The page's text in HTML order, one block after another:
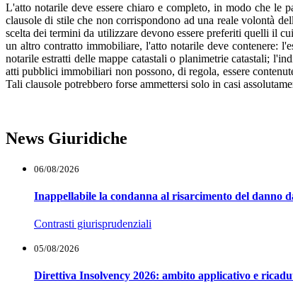
L'atto notarile deve essere chiaro e completo, in modo che le
clausole di stile che non corrispondono ad una reale volontà
scelta dei termini da utilizzare devono essere preferiti quelli il
un altro contratto immobiliare, l'atto notarile deve contenere:
notarile estratti delle mappe catastali o planimetrie catastali;
atti pubblici immobiliari non possono, di regola, essere
Tali clausole potrebbero forse ammettersi solo in casi
News Giuridiche
06/08/2026
Inappellabile la condanna al risarcimento del danno
Contrasti giurisprudenziali
05/08/2026
Direttiva Insolvency 2026: ambito applicativo e